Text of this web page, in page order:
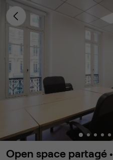
Open space partagé •